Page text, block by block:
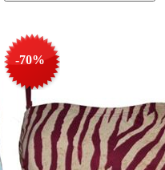
-70%